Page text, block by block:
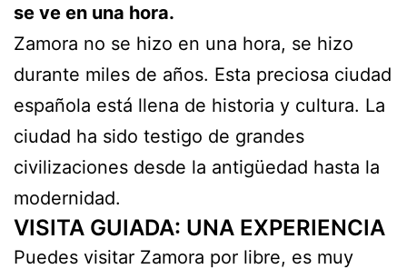
se ve en una hora.
Zamora no se hizo en una hora, se hizo
durante miles de años. Esta preciosa ciudad
española está llena de historia y cultura. La
ciudad ha sido testigo de grandes
civilizaciones desde la antigüedad hasta la
modernidad.
VISITA GUIADA: UNA EXPERIENCIA
Puedes visitar Zamora por libre, es muy